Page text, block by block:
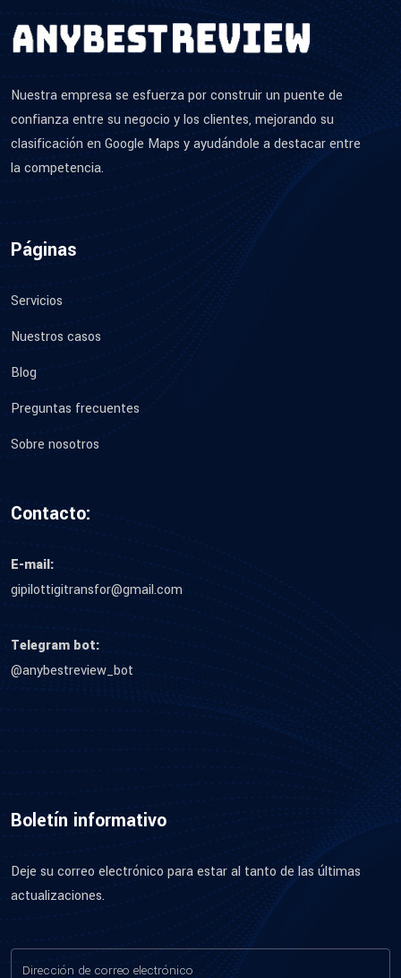
Nuestra empresa se esfuerza por construir un puente de
confianza entre su negocio y los clientes, mejorando su
clasificación en Google Maps y ayudándole a destacar entre
la competencia.
Páginas
Servicios
Nuestros casos
Blog
Preguntas frecuentes
Sobre nosotros
Contacto:
E-mail:
gipilottigitransfor@gmail.com
Telegram bot:
@anybestreview_bot
Boletín informativo
Deje su correo electrónico para estar al tanto de las últimas
actualizaciones.